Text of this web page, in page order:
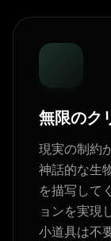
無限のク
現実の制約
神話的な生
を描写して
ョンを実現
小道具は不